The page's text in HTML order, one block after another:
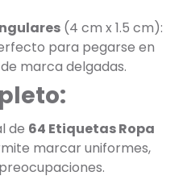
(4 cm x 1.5 cm):
para pegarse en
marca delgadas.
de 64 Etiquetas Ropa
marcar uniformes,